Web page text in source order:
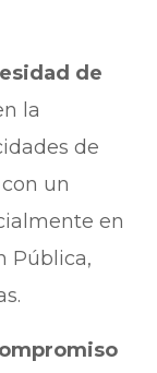
de
la
de
un
en
Pública,